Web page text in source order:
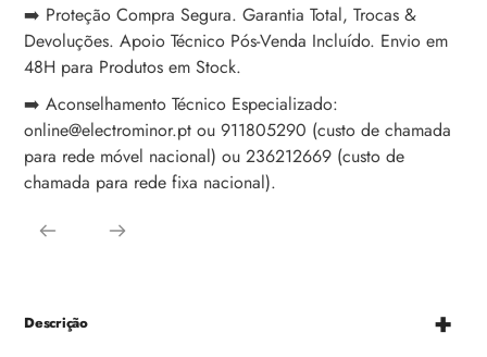
➡️ Proteção Compra Segura. Garantia Total, Trocas &
Devoluções. Apoio Técnico Pós-Venda Incluído. Envio em
48H para Produtos em Stock.
➡️ Aconselhamento Técnico Especializado:
online@electrominor.pt ou 911805290 (custo de chamada
para rede móvel nacional) ou 236212669 (custo de
chamada para rede fixa nacional).
Descrição